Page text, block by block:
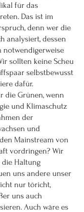
für das
Das ist im
denn wer die
analysiert, dessen
notwendigerweise
sollten keine Scheu
selbstbewusst
dafür.
die Grünen, wenn
und Klimaschutz
der
und
Mainstream von
vordringen? Wir
die Haltung
uns andere unser
nur töricht,
uns auch
Auch wäre es